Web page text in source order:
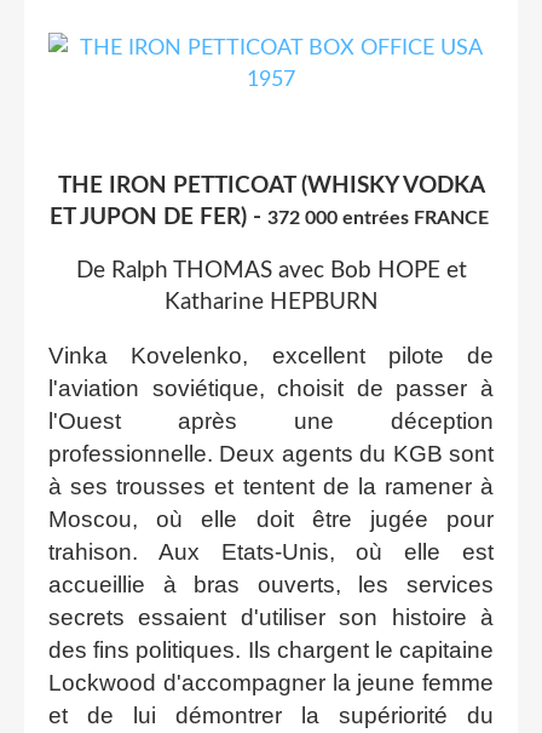
THE IRON PETTICOAT (WHISKY VODKA
ET JUPON DE FER) - 372 000 entrées FRANCE
De Ralph THOMAS avec Bob HOPE et
Katharine HEPBURN
Vinka Kovelenko, excellent pilote de
l'aviation soviétique, choisit de passer à
l'Ouest après une déception
professionnelle. Deux agents du KGB sont
à ses trousses et tentent de la ramener à
Moscou, où elle doit être jugée pour
trahison. Aux Etats-Unis, où elle est
accueillie à bras ouverts, les services
secrets essaient d'utiliser son histoire à
des fins politiques. Ils chargent le capitaine
Lockwood d'accompagner la jeune femme
et de lui démontrer la supériorité du